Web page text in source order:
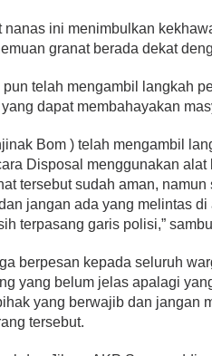
nanas ini menimbulkan
granat berada dekat
telah mengambil langkah
dapat membahayakan
Bom ) telah mengambil
Disposal menggunakan
tersebut sudah aman,
jangan ada yang melintas
terpasang garis polisi,”
berpesan kepada seluruh
yang belum jelas apalagi
yang berwajib dan jangan
tersebut.